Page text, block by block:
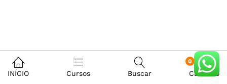
INÍCIO Cursos Buscar
0
Carrinho